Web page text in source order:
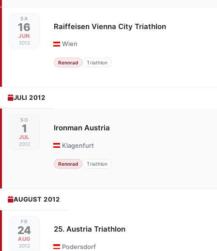
SA
16
JUN
2012
Raiffeisen Vienna City Triathlon
Wien
Rennrad Triathlon
JULI 2012
SO
1
JUL
2012
Ironman Austria
Klagenfurt
Rennrad Triathlon
AUGUST 2012
FR
24
AUG
2012
25. Austria Triathlon
Podersdorf